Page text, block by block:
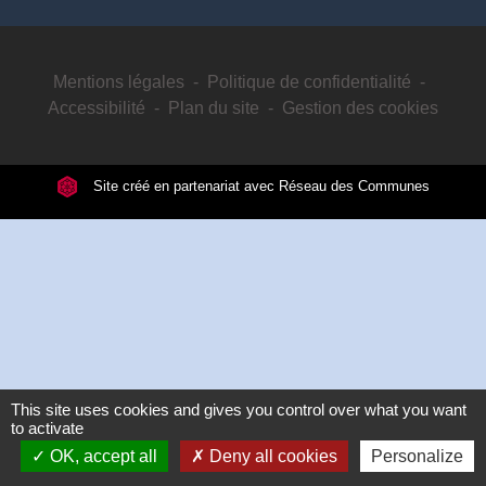
Mentions légales - Politique de confidentialité -
Accessibilité - Plan du site - Gestion des cookies
Site créé en partenariat avec Réseau des Communes
This site uses cookies and gives you control over what you want
to activate
OK, accept all
Deny all cookies Personalize